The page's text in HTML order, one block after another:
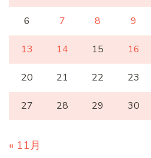
6 7 8 9
13 14 15 16
20 21 22 23
27 28 29 30
« 11月